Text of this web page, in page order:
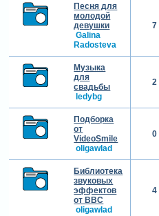
Песня для
молодой
девушки
Galina
Radosteva
7
Музыка
для
свадьбы
ledybg
2
Подборка
от
VideoSmile
oligawlad
0
Библиотека
звуковых
эффектов
от BBC
oligawlad
4